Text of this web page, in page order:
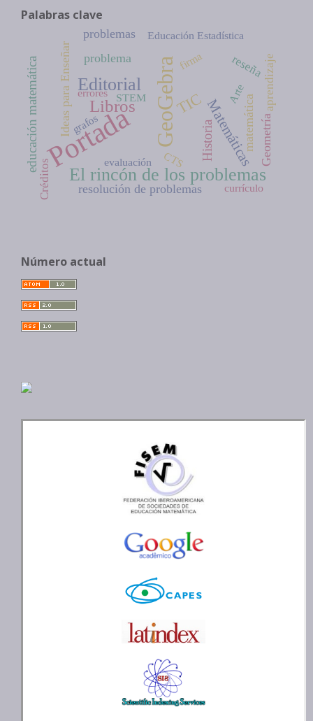
Palabras clave
Portada GeoGebra
Editorial
El rincón de los problemas
Libros TICMatemáticas
educación matemática Historia matemática
resolución de problemas
problema
Geometría
Ideas para Enseñar
problemas
reseña
Créditos
aprendizaje
Educación Estadística
STEM
errores
firma
evaluación
Arte
currículo
CTS
grafos
Número actual